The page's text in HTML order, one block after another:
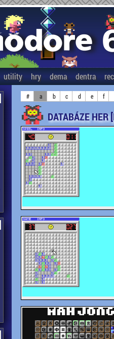
utility hry dema dentra
# a b c d e f
DATABÁZE HER